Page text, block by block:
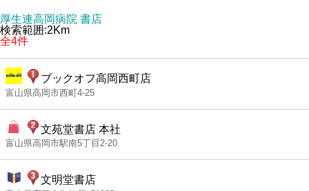
厚生連高岡病院 書店
検索範囲:2Km
全4件
ブックオフ高岡西町店
富山県高岡市西町4-25
文苑堂書店 本社
富山県高岡市駅南5丁目2-20
文明堂書店